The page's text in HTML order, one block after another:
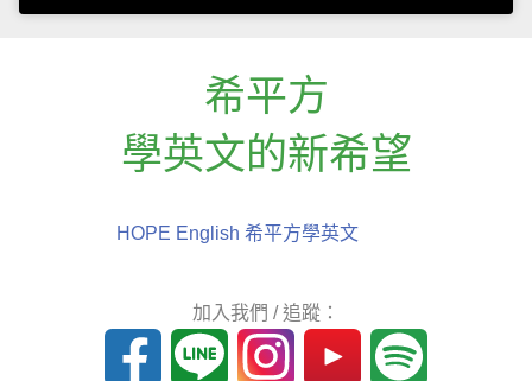
希平方
學英文的新希望
HOPE English 希平方學英文
加入我們 / 追蹤：